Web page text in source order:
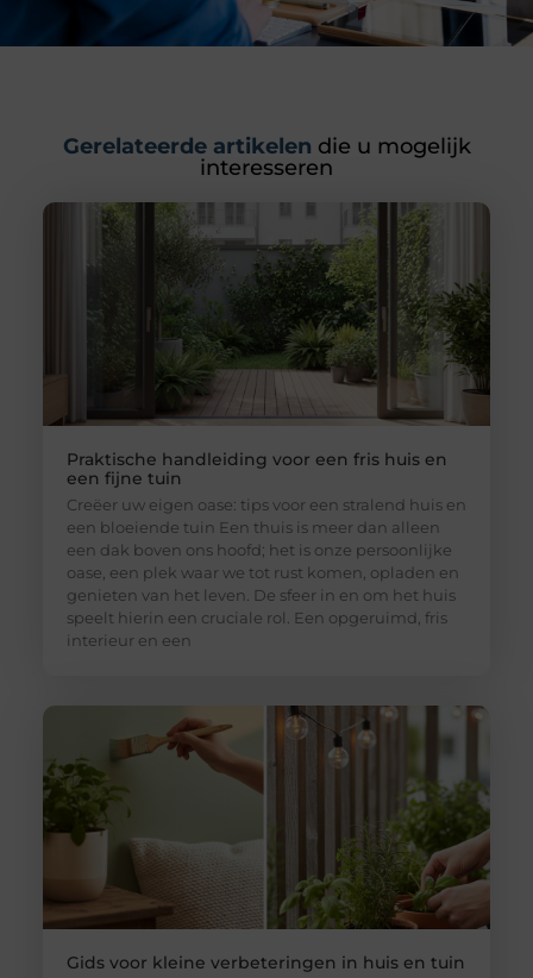
Gerelateerde artikelen die u mogelijk
interesseren
Praktische handleiding voor een fris huis en
een fijne tuin
Creëer uw eigen oase: tips voor een stralend huis en
een bloeiende tuin Een thuis is meer dan alleen
een dak boven ons hoofd; het is onze persoonlijke
oase, een plek waar we tot rust komen, opladen en
genieten van het leven. De sfeer in en om het huis
speelt hierin een cruciale rol. Een opgeruimd, fris
interieur en een
Gids voor kleine verbeteringen in huis en tuin